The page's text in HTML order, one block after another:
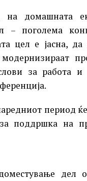
домашната
– поголема
цел е јасна,
за работа
период ќе
поддршка на
дел